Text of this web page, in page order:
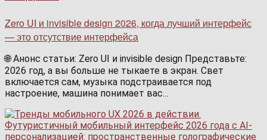
Zero UI и invisible design 2026, когда лучший интерфейс
— это отсутствие интерфейса
🌐 Анонс статьи: Zero UI и invisible design Представьте:
2026 год, а вы больше не тыкаете в экран. Свет
включается сам, музыка подстраивается под
настроение, машина понимает вас…